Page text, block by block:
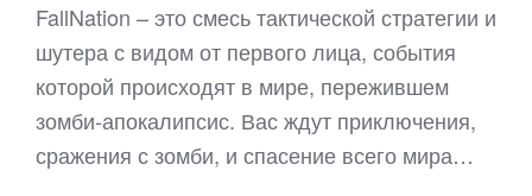
FallNation – это смесь тактической стратегии и
шутера с видом от первого лица, события
которой происходят в мире, пережившем
зомби-апокалипсис. Вас ждут приключения,
сражения с зомби, и спасение всего мира…